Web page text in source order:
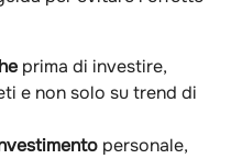
prima di investire,
e non solo su trend di
personale,